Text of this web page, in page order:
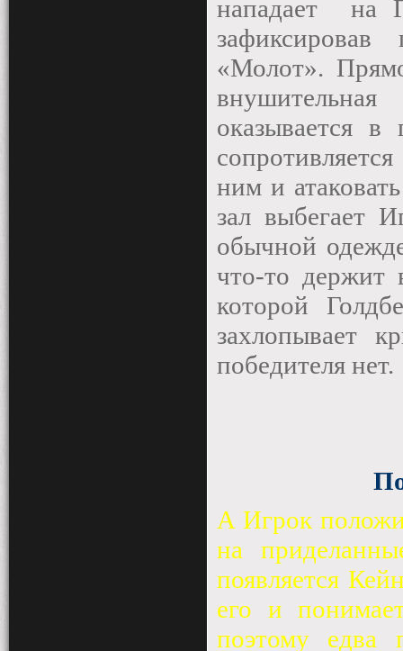
нападает
на
«Молот».
оказывается
ним и
зал выбегает
обычной
что-то держит
которой
захлопывает
победителя нет.
А Игрок
на
появляется
его и
поэтому едва